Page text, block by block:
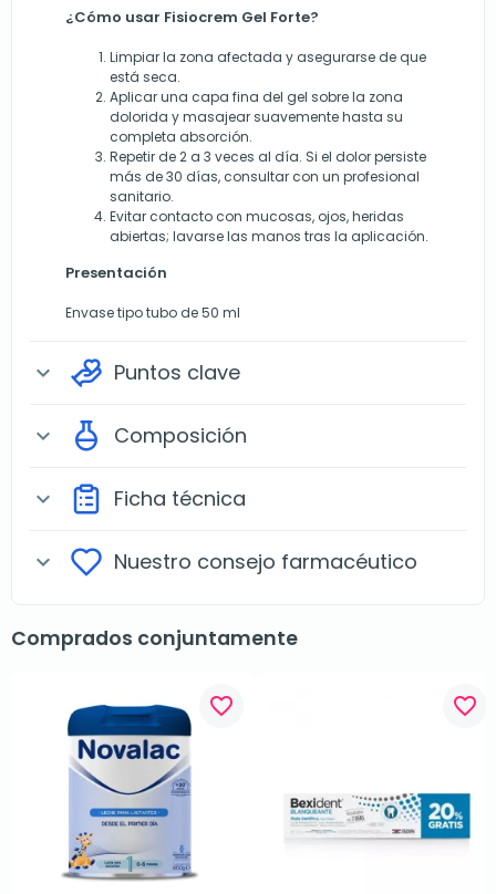
¿Cómo usar Fisiocrem Gel Forte?
Limpiar la zona afectada y asegurarse de que
está seca.
Aplicar una capa fina del gel sobre la zona
dolorida y masajear suavemente hasta su
completa absorción.
Repetir de 2 a 3 veces al día. Si el dolor persiste
más de 30 días, consultar con un profesional
sanitario.
Evitar contacto con mucosas, ojos, heridas
abiertas; lavarse las manos tras la aplicación.
Presentación
Envase tipo tubo de 50 ml
expand_more Puntos clave
expand_more Composición
expand_more Ficha técnica
expand_more Nuestro consejo farmacéutico
Comprados conjuntamente
favorite_border favorite_border